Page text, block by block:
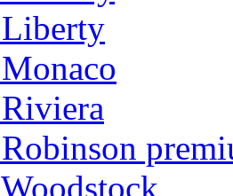
Liberty
Monaco
Riviera
Robinson
Woodstock